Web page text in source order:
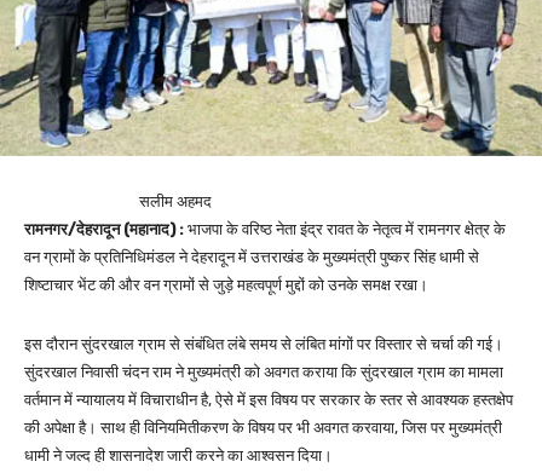
सलीम अहमद
रामनगर/देहरादून (महानाद) : भाजपा के वरिष्ठ नेता इंद्र रावत के नेतृत्व में रामनगर क्षेत्र के
वन ग्रामों के प्रतिनिधिमंडल ने देहरादून में उत्तराखंड के मुख्यमंत्री पुष्कर सिंह धामी से
शिष्टाचार भेंट की और वन ग्रामों से जुड़े महत्वपूर्ण मुद्दों को उनके समक्ष रखा।
इस दौरान सुंदरखाल ग्राम से संबंधित लंबे समय से लंबित मांगों पर विस्तार से चर्चा की गई।
सुंदरखाल निवासी चंदन राम ने मुख्यमंत्री को अवगत कराया कि सुंदरखाल ग्राम का मामला
वर्तमान में न्यायालय में विचाराधीन है, ऐसे में इस विषय पर सरकार के स्तर से आवश्यक हस्तक्षेप
की अपेक्षा है। साथ ही विनियमितीकरण के विषय पर भी अवगत करवाया, जिस पर मुख्यमंत्री
धामी ने जल्द ही शासनादेश जारी करने का आश्वसन दिया।